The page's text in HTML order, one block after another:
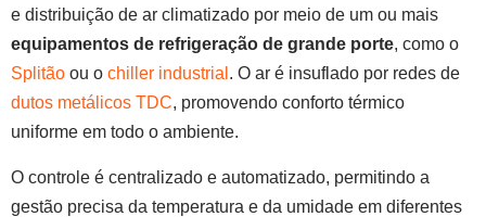
e distribuição de ar climatizado por meio de um ou mais
equipamentos de refrigeração de grande porte, como o
Splitão ou o chiller industrial . O ar é insuflado por redes de
dutos metálicos TDC, promovendo conforto térmico
uniforme em todo o ambiente.
O controle é centralizado e automatizado, permitindo a
gestão precisa da temperatura e da umidade em diferentes